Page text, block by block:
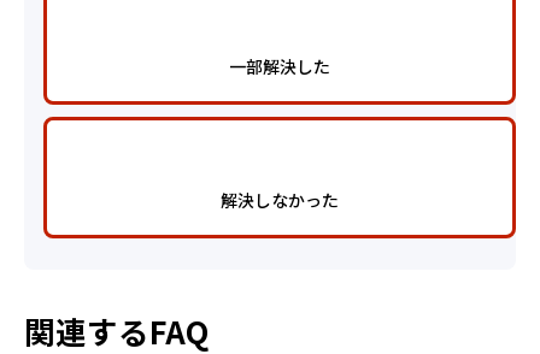
一部解決した
解決しなかった
関連するFAQ